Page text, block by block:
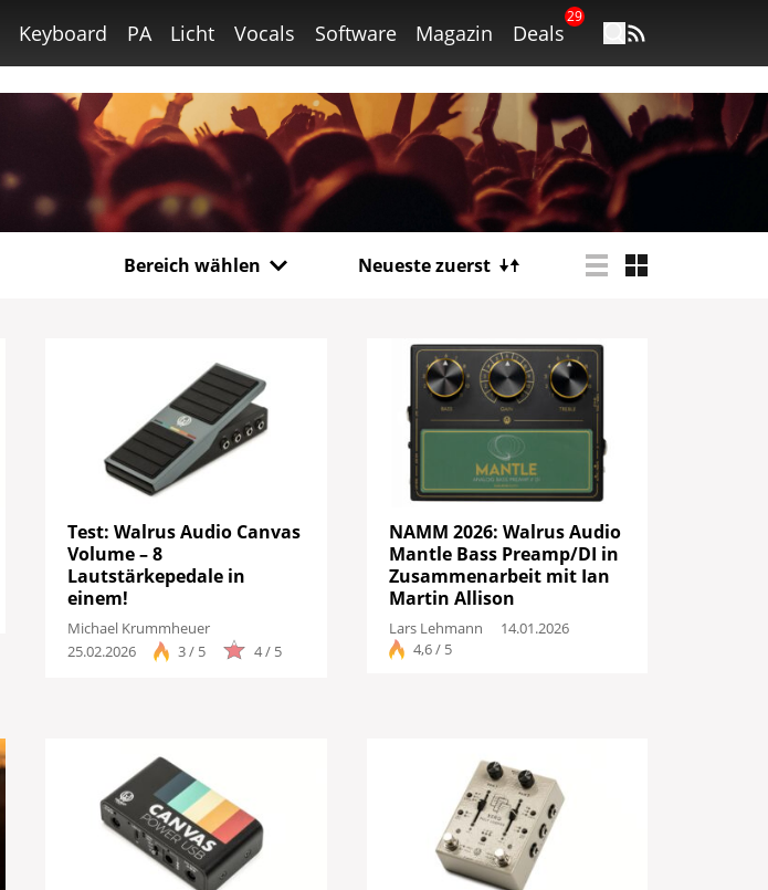
Keyboard PA Licht Vocals Software Magazin Deals
29
Bereich wählen
Recording
DJ
Drums
Keyboard
PA
Software
Ergebnisse anzeigen
Neueste zuerst
Test: Walrus Audio Canvas
Volume – 8
Lautstärkepedale in
einem!
Michael Krummheuer
25.02.2026
3 / 5 4 / 5
NAMM 2026: Walrus Audio
Mantle Bass Preamp/DI in
Zusammenarbeit mit Ian
Martin Allison
Lars Lehmann
14.01.2026
4,6 / 5